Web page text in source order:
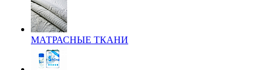
МАТРАСНЫЕ ТКАНИ